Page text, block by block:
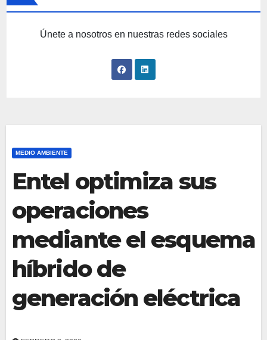
Únete a nosotros en nuestras redes sociales
MEDIO AMBIENTE
Entel optimiza sus
operaciones
mediante el esquema
híbrido de
generación eléctrica